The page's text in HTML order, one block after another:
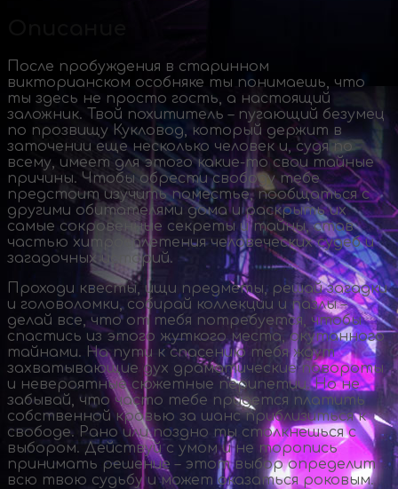
После пробуждения в старинном
викторианском особняке ты понимаешь, что
ты здесь не просто гость, а настоящий
заложник. Твой похититель – пугающий безумец
по прозвищу Кукловод, который держит в
заточении еще несколько человек и, судя по
всему, имеет для этогокакие-то свои тайные
причины. Чтобы обрести свободу тебе
предстоит изучить поместье, пообщаться с
другими обитателями дома и раскрыть их
самые сокровенные секреты и тайны, став
частью хитросплетения человеческих судеб и
загадочных историй.
Проходи квесты, ищи предметы, решай загадки
и головоломки, собирай коллекции и пазлы –
делай все, что от тебя потребуется, чтобы
спастись из этого жуткого места, окутанного
тайнами. На пути к спасению тебя ждут
захватывающие дух драматические повороты
и невероятные сюжетные перипетии. Но не
забывай, что часто тебе придется платить
собственной кровью за шанс приблизиться к
свободе. Рано или поздно ты столкнешься с
выбором. Действуй с умом и не торопись
принимать решение – этот выбор определит
всю твою судьбу и может оказаться роковым.